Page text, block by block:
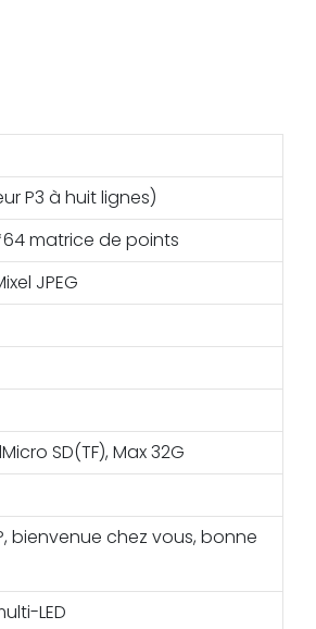
P3 à huit lignes)
matrice de points
JPEG
SD(TF), Max 32G
bienvenue chez vous, bonne
LED